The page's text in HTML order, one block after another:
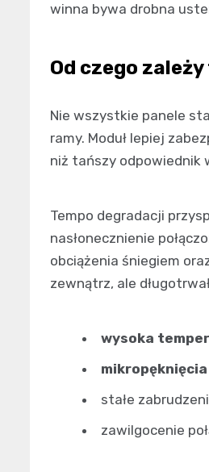
winna bywa drobna
Od czego
Nie wszystkie panele
ramy. Moduł lepiej
niż tańszy odpowiednik
Tempo degradacji
nasłonecznienie
obciążenia śniegiem
zewnątrz, ale
wysoka
mikropęknięcia
stałe
zawilgocenie